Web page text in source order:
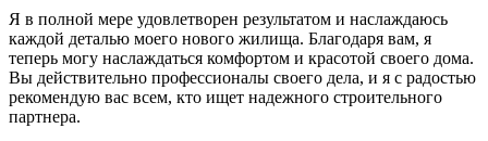
Я в полной мере удовлетворен результатом и наслаждаюсь
каждой деталью моего нового жилища. Благодаря вам, я
теперь могу наслаждаться комфортом и красотой своего дома.
Вы действительно профессионалы своего дела, и я с радостью
рекомендую вас всем, кто ищет надежного строительного
партнера.